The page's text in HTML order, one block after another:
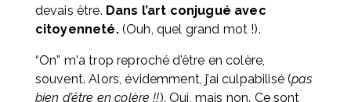
devais être. Dans l’art conjugué avec
citoyenneté. (Ouh, quel grand mot !).
“On” m'a trop reproché d’être en colère,
souvent. Alors, évidemment, j’ai culpabilisé (pas
bien d’être en colère !!). Oui, mais non. Ce sont